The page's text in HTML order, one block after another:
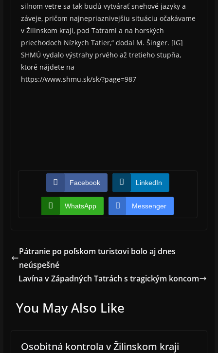
silnom vetre sa tak budú vytvárať snehové jazyky a
záveje, pričom najnepriaznivejšiu situáciu očakávame
v Žilinskom kraji, pod Tatrami a na horských
priechodoch Nízkych Tatier,“ dodal M. Šinger. [IG]
SHMÚ vydalo výstrahy prvého až tretieho stupňa,
ktoré nájdete na
https://www.shmu.sk/sk/?page=987
Facebook LinkedIn
WhatsApp Messenger
Pátranie po poľskom turistovi bolo aj dnes
neúspešné
Lavína v Západných Tatrách s tragickým koncom
You May Also Like
Osobitná kontrola v Žilinskom kraji